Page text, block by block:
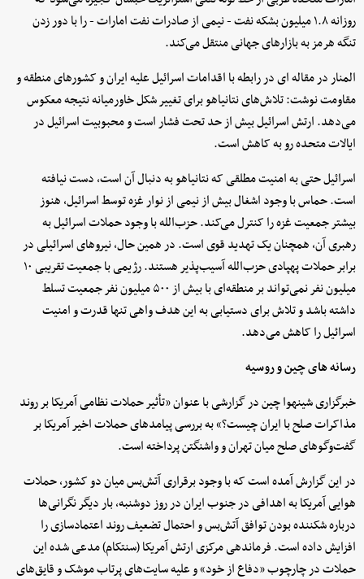
روزانه ۱.۸ میلیون بشکه نفت - نیمی از صادرات نفت امارات - را با دور زدن
تنگه هرمز به بازارهای جهانی منتقل می‌کند.
المنار در مقاله ای در رابطه با اقدامات اسرائیل علیه ایران و کشورهای منطقه و
مقاومت نوشت: تلاش‌های نتانیاهو برای تغییر شکل خاورمیانه نتیجه معکوس
می‌دهد. ارتش اسرائیل بیش از حد تحت فشار است و محبوبیت اسرائیل در
ایالات متحده رو به کاهش است.
اسرائیل حتی به امنیت مطلقی که نتانیاهو به دنبال آن است، دست نیافته
است. حماس با وجود اشغال بیش از نیمی از نوار غزه توسط اسرائیل، هنوز
بیشتر جمعیت غزه را کنترل می‌کند. حزب‌الله با وجود حملات اسرائیل به
رهبری آن، همچنان یک تهدید قوی است. در همین حال، نیروهای اسرائیلی در
برابر حملات پهپادی حزب‌الله آسیب‌پذیر هستند. رژیمی با جمعیت تقریبی ۱۰
میلیون نفر نمی‌تواند بر منطقه‌ای با بیش از ۵۰۰ میلیون نفر جمعیت تسلط
داشته باشد و تلاش برای دستیابی به این هدف واهی تنها قدرت و امنیت
اسرائیل را کاهش می‌دهد.
رسانه های چین و روسیه
خبرگزاری شینهوا چین در گزارشی با عنوان «تأثیر حملات نظامی آمریکا بر روند
مذاکرات صلح با ایران چیست؟» به بررسی پیامدهای حملات اخیر آمریکا بر
گفت‌وگوهای صلح میان تهران و واشنگتن پرداخته است.
در این گزارش آمده است که با وجود برقراری آتش‌بس میان دو کشور، حملات
هوایی آمریکا به اهدافی در جنوب ایران در روز دوشنبه، بار دیگر نگرانی‌ها
درباره شکننده بودن توافق آتش‌بس و احتمال تضعیف روند اعتمادسازی را
افزایش داده است. فرماندهی مرکزی ارتش آمریکا (سنتکام) مدعی شده این
حملات در چارچوب «دفاع از خود» و علیه سایت‌های پرتاب موشک و قایق‌های